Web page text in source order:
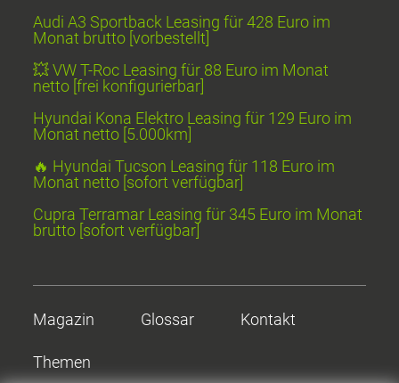
Audi A3 Sportback Leasing für 428 Euro im
Monat brutto [vorbestellt]
💥 VW T-Roc Leasing für 88 Euro im Monat
netto [frei konfigurierbar]
Hyundai Kona Elektro Leasing für 129 Euro im
Monat netto [5.000km]
🔥 Hyundai Tucson Leasing für 118 Euro im
Monat netto [sofort verfügbar]
Cupra Terramar Leasing für 345 Euro im Monat
brutto [sofort verfügbar]
Magazin Glossar Kontakt
Themen